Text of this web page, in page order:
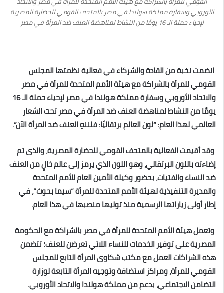
الأوروبي وسفارة مملكة هولندا في مصر بالمتحف القومي للحضارة المصرية
لإحياء حملة الـ 16 يومًا من النشاط لمناهضة العنف ضد المرأة في مصر
انضمت نخبة من القادة والشركاء في فعالية نظمتها المجلس
القومي للمرأة بالشراكة مع هيئة الأمم المتحدة للمرأة في مصر
والاتحاد الأوروبي وسفارة مملكة هولندا في مصر لإحياء حملة الـ 16
يومًا من النشاط لمناهضة العنف ضد المرأة في مصر تحت الشعار
العالمي لهذا العام: “لون العالم برتقاليًا: فلننهِ العنف ضد المرأة الآن”.
وقد أقيمت الفعالية بالمتحف القومي للحضارة المصرية، والذى تم
إضاءته باللون البرتقالي، وهو اللون الذي يرمز إلى عالم خالٍ من العنف
ضد النساء والفتيات، بحضور وكيلة الأمين العام للأمم المتحدة
والمديرة التنفيذية لهيئة الأمم المتحدة للمرأة “سيما بحوث”، في
إطار أولى زياراتها الرسمية منذ توليها منصبها في هذا العام.
وتعمل هيئة الأمم المتحدة للمرأة في مصر بالشراكة مع الحكومة
المصرية على توفير الخدمات للنساء اللاتي تعرضن للعنف؛ تتضمن
هذه الشراكات العمل مع مكتب شكاوى المرأة التابع للمجلس
القومي للمرأة، ومراكز استضافة وتوجيه المرأة التابعة لوزارة
التضامن الاجتماعي، بدعم من مملكة هولندا والاتحاد الأوروبي.